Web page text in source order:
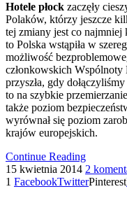
Hotele płock zaczęły
Polaków, którzy jeszcze
tej zmiany jest co
to Polska wstąpiła w
możliwość
członkowskich Wspólnoty
przyszła, gdy
to na szybkie
także poziom
wyrównał się poziom
krajów europejskich.
Continue Reading
15 kwietnia 2014 2
1 FacebookTwitterPinterest